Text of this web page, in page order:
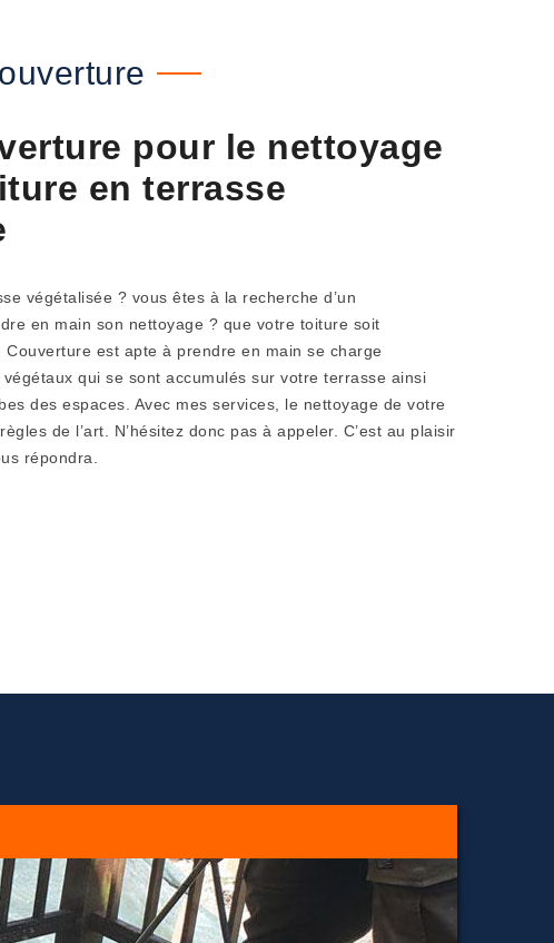
pour le nettoyage
en terrasse
végétalisée ? vous êtes à la recherche d’un
en main son nettoyage ? que votre toiture soit
Couverture est apte à prendre en main se charge
végétaux qui se sont accumulés sur votre terrasse ainsi
des espaces. Avec mes services, le nettoyage de votre
de l’art. N’hésitez donc pas à appeler. C’est au plaisir
répondra.